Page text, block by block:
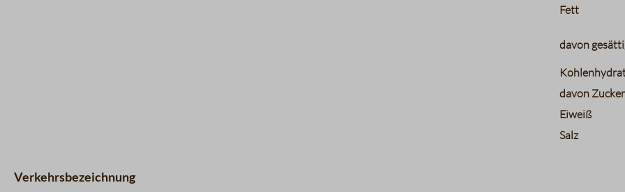
Fett
davon
davon Zucker
Eiweiß
Salz
Verkehrsbezeichnung